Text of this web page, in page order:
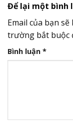
Để lại một bình
Email của bạn
trường bắt buộc
Bình luận *